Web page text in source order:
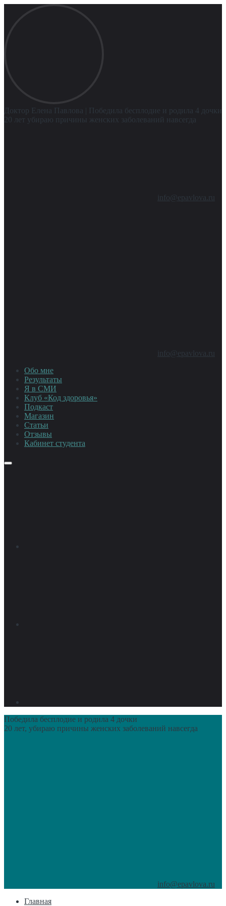
Доктор Елена Павлова
| Победила бесплодие и родила 4 дочки
20 лет убираю причины женских заболеваний навсегда
info@epavlova.ru
info@epavlova.ru
Обо мне
Результаты
Я в СМИ
Клуб «Код здоровья»
Подкаст
Магазин
Статьи
Отзывы
Кабинет студента
Победила бесплодие и родила 4 дочки
20 лет, убираю причины женских заболеваний навсегда
info@epavlova.ru
Главная